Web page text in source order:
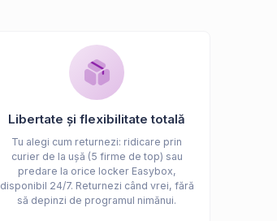
Libertate și flexibilitate totală
Tu alegi cum returnezi: ridicare prin
curier de la ușă (5 firme de top) sau
predare la orice locker Easybox,
disponibil 24/7. Returnezi când vrei, fără
să depinzi de programul nimănui.